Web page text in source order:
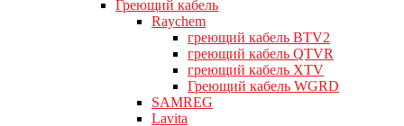
Греющий кабель
Raychem
греющий кабель BTV2
греющий кабель QTVR
греющий кабель XTV
Греющий кабель WGRD
SAMREG
Lavita